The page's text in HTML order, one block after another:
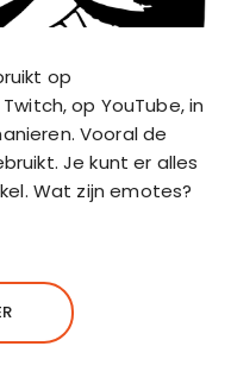
op
op YouTube, in
Vooral de
Je kunt er alles
Wat zijn emotes?